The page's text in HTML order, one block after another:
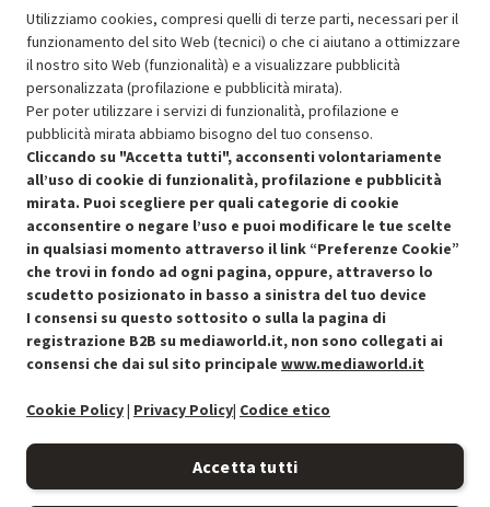
Resi e garanzie
Stato prodotti
Condizioni generali di vendita Recedere dal contratto qui
Utilizziamo cookies, compresi quelli di terze parti, necessari per il
funzionamento del sito Web (tecnici) o che ci aiutano a ottimizzare
il nostro sito Web (funzionalità) e a visualizzare pubblicità
personalizzata (profilazione e pubblicità mirata).
Per poter utilizzare i servizi di funzionalità, profilazione e
pubblicità mirata abbiamo bisogno del tuo consenso.
Cliccando su "Accetta tutti", acconsenti volontariamente
all’uso di cookie di funzionalità, profilazione e pubblicità
mirata. Puoi scegliere per quali categorie di cookie
acconsentire o negare l’uso e puoi modificare le tue scelte
in qualsiasi momento attraverso il link “Preferenze Cookie”
che trovi in fondo ad ogni pagina, oppure, attraverso lo
scudetto posizionato in basso a sinistra del tuo device
I consensi su questo sottosito o sulla la pagina di
registrazione B2B su mediaworld.it, non sono collegati ai
consensi che dai sul sito principale www.mediaworld.it
Cookie Policy| Privacy Policy| Codice etico
Accetta tutti